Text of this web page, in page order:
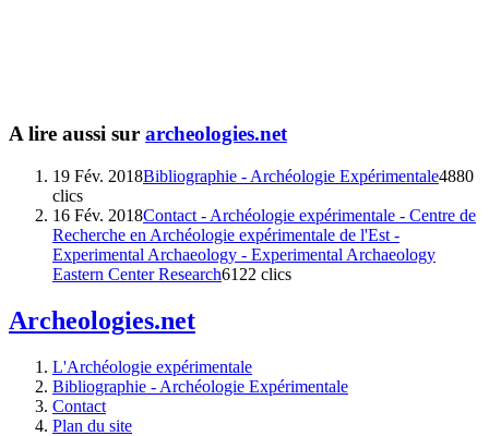
A lire aussi sur archeologies.net
19 Fév. 2018Bibliographie - Archéologie Expérimentale4880
clics
16 Fév. 2018Contact - Archéologie expérimentale - Centre de
Recherche en Archéologie expérimentale de l'Est -
Experimental Archaeology - Experimental Archaeology
Eastern Center Research6122 clics
Archeologies.net
L'Archéologie expérimentale
Bibliographie - Archéologie Expérimentale
Contact
Plan du site